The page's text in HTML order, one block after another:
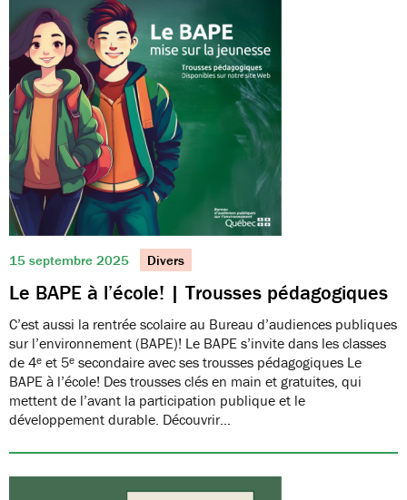
15 septembre 2025 Divers
Le BAPE à l’école! | Trousses pédagogiques
C’est aussi la rentrée scolaire au Bureau d’audiences publiques
sur l’environnement (BAPE)! Le BAPE s’invite dans les classes
de 4ᵉ et 5ᵉ secondaire avec ses trousses pédagogiques Le
BAPE à l’école! Des trousses clés en main et gratuites, qui
mettent de l’avant la participation publique et le
développement durable. Découvrir…